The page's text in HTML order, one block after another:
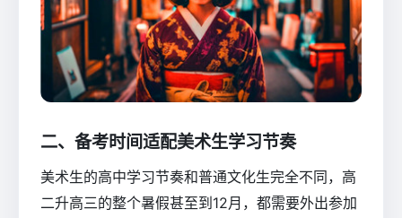
二、备考时间适配美术生学习节奏
美术生的高中学习节奏和普通文化生完全不同，高
二升高三的整个暑假甚至到12月，都需要外出参加